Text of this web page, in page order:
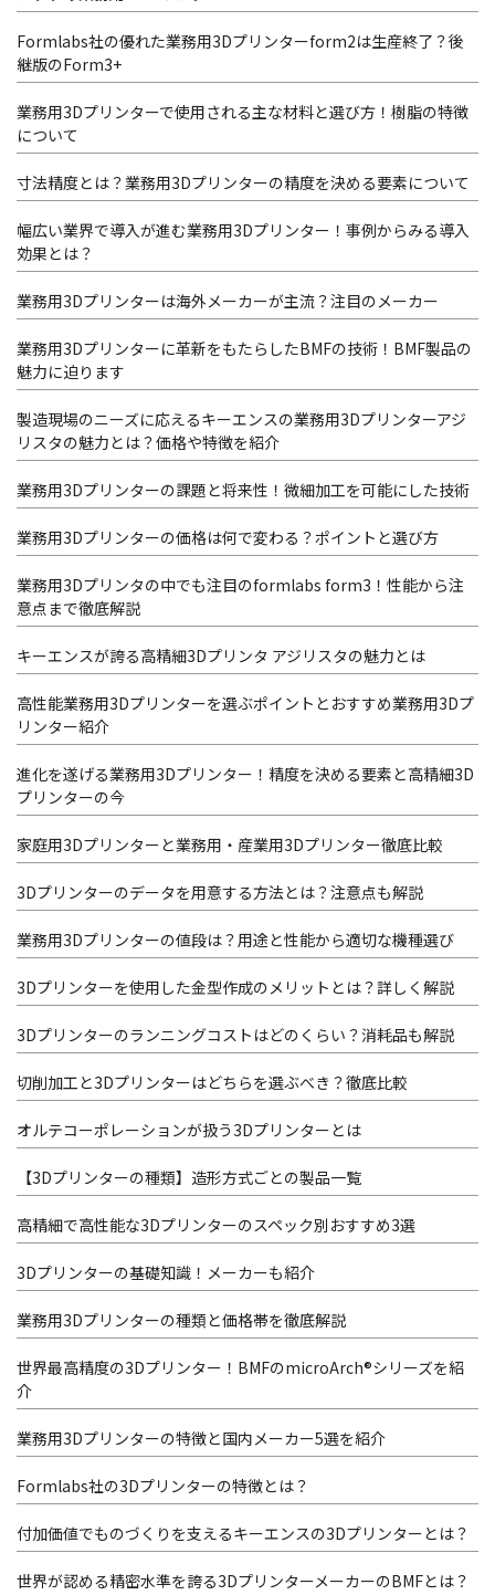
Formlabs社の優れた業務用3Dプリンターform2は生産終了？後
継版のForm3+
業務用3Dプリンターで使用される主な材料と選び方！樹脂の特徴
について
寸法精度とは？業務用3Dプリンターの精度を決める要素について
幅広い業界で導入が進む業務用3Dプリンター！事例からみる導入
効果とは？
業務用3Dプリンターは海外メーカーが主流？注目のメーカー
業務用3Dプリンターに革新をもたらしたBMFの技術！BMF製品の
魅力に迫ります
製造現場のニーズに応えるキーエンスの業務用3Dプリンターアジ
リスタの魅力とは？価格や特徴を紹介
業務用3Dプリンターの課題と将来性！微細加工を可能にした技術
業務用3Dプリンターの価格は何で変わる？ポイントと選び方
業務用3Dプリンタの中でも注目のformlabs form3！性能から注
意点まで徹底解説
キーエンスが誇る高精細3Dプリンタ アジリスタの魅力とは
高性能業務用3Dプリンターを選ぶポイントとおすすめ業務用3Dプ
リンター紹介
進化を遂げる業務用3Dプリンター！精度を決める要素と高精細3D
プリンターの今
家庭用3Dプリンターと業務用・産業用3Dプリンター徹底比較
3Dプリンターのデータを用意する方法とは？注意点も解説
業務用3Dプリンターの値段は？用途と性能から適切な機種選び
3Dプリンターを使用した金型作成のメリットとは？詳しく解説
3Dプリンターのランニングコストはどのくらい？消耗品も解説
切削加工と3Dプリンターはどちらを選ぶべき？徹底比較
オルテコーポレーションが扱う3Dプリンターとは
【3Dプリンターの種類】造形方式ごとの製品一覧
高精細で高性能な3Dプリンターのスペック別おすすめ3選
3Dプリンターの基礎知識！メーカーも紹介
業務用3Dプリンターの種類と価格帯を徹底解説
世界最高精度の3Dプリンター！BMFのmicroArch®シリーズを紹
介
業務用3Dプリンターの特徴と国内メーカー5選を紹介
Formlabs社の3Dプリンターの特徴とは？
付加価値でものづくりを支えるキーエンスの3Dプリンターとは？
世界が認める精密水準を誇る3DプリンターメーカーのBMFとは？